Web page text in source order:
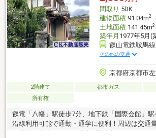
間取り 5DK
建物面積91.04m2
土地面積141.45m2
築年月 1977年5月(
叡山電鉄鞍馬
その他の交通
京都府京都市
2階建て 都市ガス
所有権
叡電「八幡」駅徒歩7分、地下鉄「国際会館」
沿線利用可能で通勤・通学に便利！周辺は交通